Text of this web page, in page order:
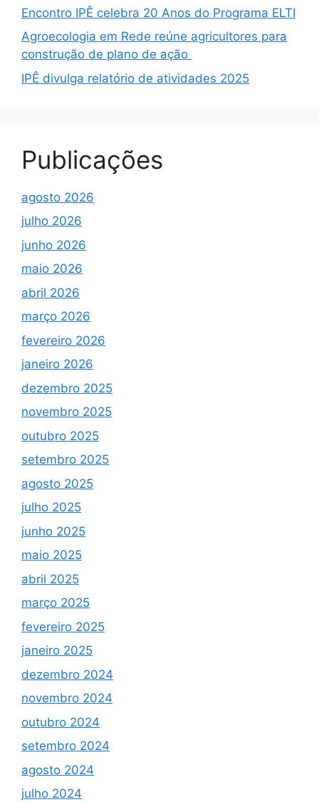
Encontro IPÊ celebra 20 Anos do Programa ELTI
Agroecologia em Rede reúne agricultores para
construção de plano de ação
IPÊ divulga relatório de atividades 2025
Publicações
agosto 2026
julho 2026
junho 2026
maio 2026
abril 2026
março 2026
fevereiro 2026
janeiro 2026
dezembro 2025
novembro 2025
outubro 2025
setembro 2025
agosto 2025
julho 2025
junho 2025
maio 2025
abril 2025
março 2025
fevereiro 2025
janeiro 2025
dezembro 2024
novembro 2024
outubro 2024
setembro 2024
agosto 2024
julho 2024